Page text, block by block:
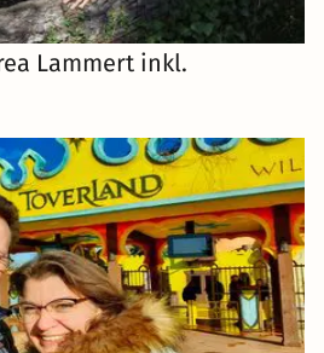
Lammert inkl.